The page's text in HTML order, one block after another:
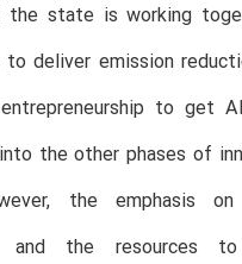
the state is working
deliver emission
to get
the other phases of
the emphasis
and the resources